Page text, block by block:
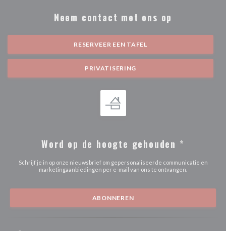
Neem contact met ons op
RESERVEER EEN TAFEL
PRIVATISERING
Word op de hoogte gehouden *
Schrijf je in op onze nieuwsbrief om gepersonaliseerde communicatie en
marketingaanbiedingen per e-mail van ons te ontvangen.
ABONNEREN